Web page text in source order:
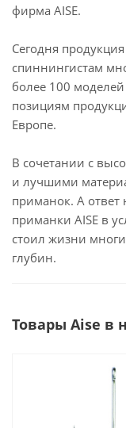
фирма AISE.
Сегодня
спиннингистам
более 100
позициям
Европе.
В сочетании с
и лучшими
приманок. А ответ
приманки AISE в
стоил жизни
глубин.
Товары Aise в